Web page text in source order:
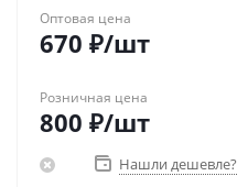
Оптовая цена
670 ₽/шт
Розничная цена
800 ₽/шт
Нашли дешевле?